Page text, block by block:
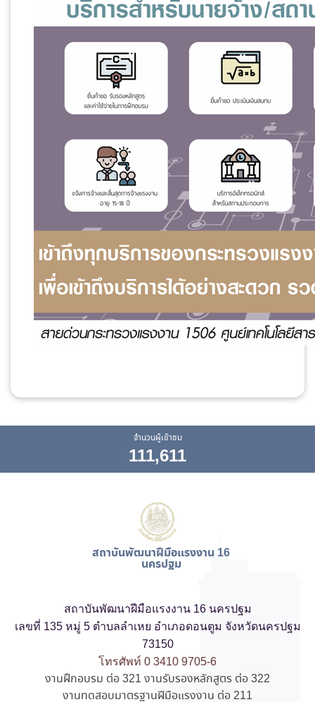
จำนวนผู้เข้าชม
111,611
สถาบันพัฒนาฝีมือแรงงาน 16
นครปฐม
สถาบันพัฒนาฝีมือแรงงาน 16 นครปฐม
เลขที่ 135 หมู่ 5 ตำบลลำเหย อำเภอดอนตูม จังหวัดนครปฐม
73150
โทรศัพท์ 0 3410 9705-6
งานฝึกอบรม ต่อ 321 งานรับรองหลักสูตร ต่อ 322
งานทดสอบมาตรฐานฝีมือแรงงาน ต่อ 211